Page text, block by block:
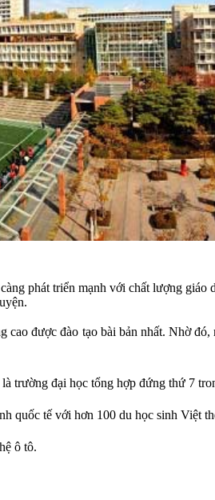
phát triển mạnh với chất lượng
được đào tạo bài bản nhất. Nhờ
trường đại học tổng hợp đứng thứ 7
tế với hơn 100 du học sinh Việt
ô tô.